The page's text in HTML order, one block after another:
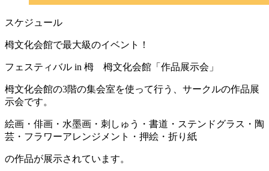
スケジュール
栂文化会館で最大級のイベント！
フェスティバル in 栂 栂文化会館「作品展示会」
栂文化会館の3階の集会室を使って行う、サークルの作品展
示会です。
絵画・俳画・水墨画・刺しゅう・書道・ステンドグラス・陶
芸・フラワーアレンジメント・押絵・折り紙
の作品が展示されています。